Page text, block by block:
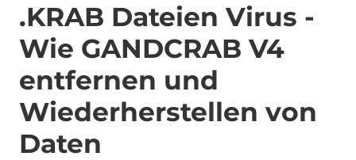
.KRAB Dateien Virus -
Wie GANDCRAB V4
entfernen und
Wiederherstellen von
Daten